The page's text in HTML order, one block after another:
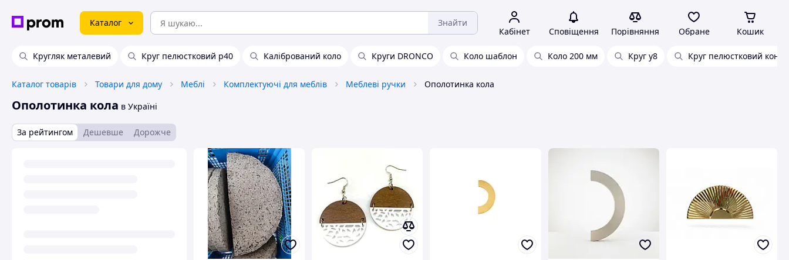
Каталог Знайти
Кабінет Сповіщення Порівняння Обране Кошик
Кругляк металевий Круг пелюстковий р40 Калібрований коло Круги DRONCO Коло шаблон Коло 200 мм Круг у8 Круг пелюстковий
Каталог товарів Товари для дому Меблі Комплектуючі для меблів Меблеві ручки Ополотинка кола
Ополотинка кола в Україні
За рейтингом Дешевше Дорожче